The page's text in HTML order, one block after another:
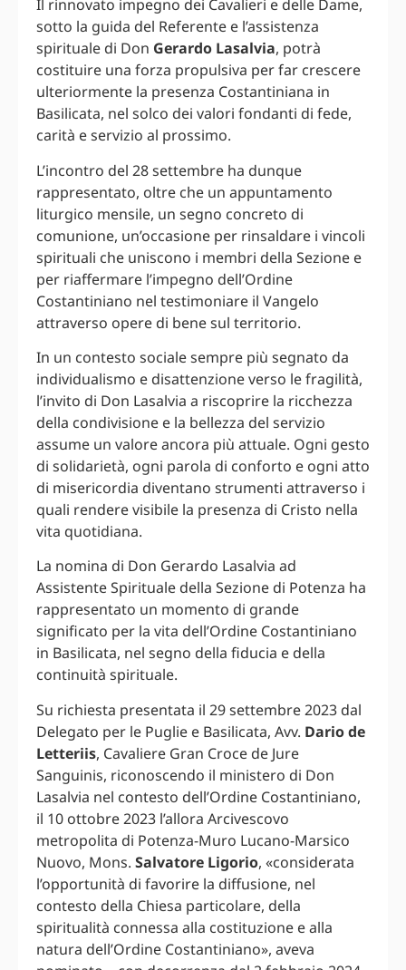
Il rinnovato impegno dei Cavalieri e delle Dame,
sotto la guida del Referente e l’assistenza
spirituale di Don Gerardo Lasalvia, potrà
costituire una forza propulsiva per far crescere
ulteriormente la presenza Costantiniana in
Basilicata, nel solco dei valori fondanti di fede,
carità e servizio al prossimo.
L’incontro del 28 settembre ha dunque
rappresentato, oltre che un appuntamento
liturgico mensile, un segno concreto di
comunione, un’occasione per rinsaldare i vincoli
spirituali che uniscono i membri della Sezione e
per riaffermare l’impegno dell’Ordine
Costantiniano nel testimoniare il Vangelo
attraverso opere di bene sul territorio.
In un contesto sociale sempre più segnato da
individualismo e disattenzione verso le fragilità,
l’invito di Don Lasalvia a riscoprire la ricchezza
della condivisione e la bellezza del servizio
assume un valore ancora più attuale. Ogni gesto
di solidarietà, ogni parola di conforto e ogni atto
di misericordia diventano strumenti attraverso i
quali rendere visibile la presenza di Cristo nella
vita quotidiana.
La nomina di Don Gerardo Lasalvia ad
Assistente Spirituale della Sezione di Potenza ha
rappresentato un momento di grande
significato per la vita dell’Ordine Costantiniano
in Basilicata, nel segno della fiducia e della
continuità spirituale.
Su richiesta presentata il 29 settembre 2023 dal
Delegato per le Puglie e Basilicata, Avv. Dario de
Letteriis, Cavaliere Gran Croce de Jure
Sanguinis, riconoscendo il ministero di Don
Lasalvia nel contesto dell’Ordine Costantiniano,
il 10 ottobre 2023 l’allora Arcivescovo
metropolita di Potenza-Muro Lucano-Marsico
Nuovo, Mons. Salvatore Ligorio, «considerata
l’opportunità di favorire la diffusione, nel
contesto della Chiesa particolare, della
spiritualità connessa alla costituzione e alla
natura dell’Ordine Costantiniano», aveva